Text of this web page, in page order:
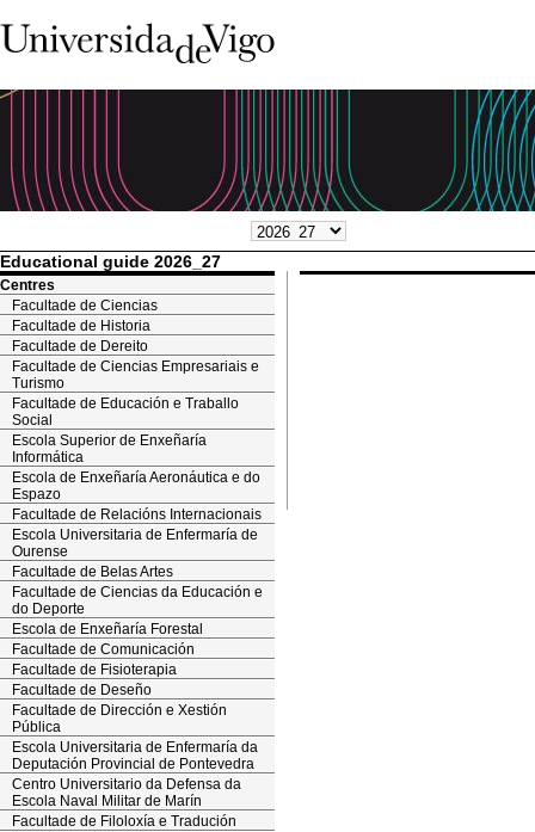
Educational guide 2026_27
Centres
Facultade de Ciencias
Facultade de Historia
Facultade de Dereito
Facultade de Ciencias Empresariais e
Turismo
Facultade de Educación e Traballo
Social
Escola Superior de Enxeñaría
Informática
Escola de Enxeñaría Aeronáutica e do
Espazo
Facultade de Relacións Internacionais
Escola Universitaria de Enfermaría de
Ourense
Facultade de Belas Artes
Facultade de Ciencias da Educación e
do Deporte
Escola de Enxeñaría Forestal
Facultade de Comunicación
Facultade de Fisioterapia
Facultade de Deseño
Facultade de Dirección e Xestión
Pública
Escola Universitaria de Enfermaría da
Deputación Provincial de Pontevedra
Centro Universitario da Defensa da
Escola Naval Militar de Marín
Facultade de Filoloxía e Tradución